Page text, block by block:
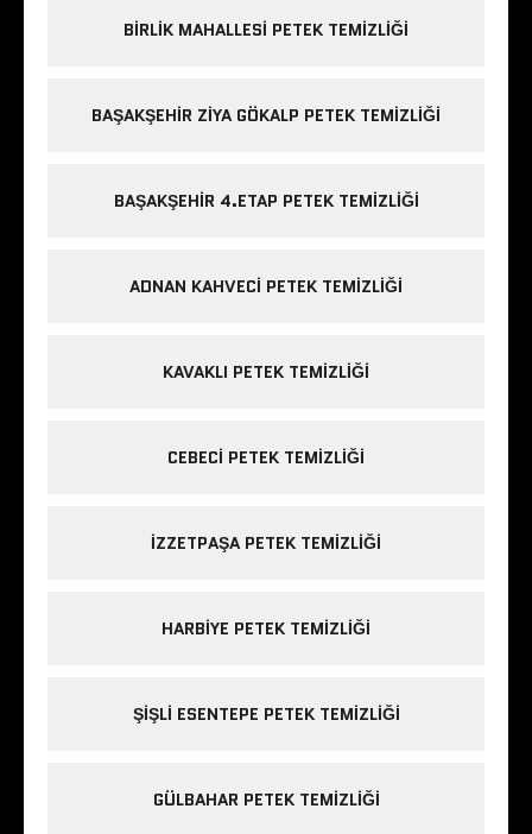
BIRLIK MAHALLESI PETEK TEMIZLIĞI
BAŞAKŞEHIR ZIYA GÖKALP PETEK TEMIZLIĞI
BAŞAKŞEHIR 4.ETAP PETEK TEMIZLIĞI
ADNAN KAHVECI PETEK TEMIZLIĞI
KAVAKLI PETEK TEMIZLIĞI
CEBECI PETEK TEMIZLIĞI
IZZETPAŞA PETEK TEMIZLIĞI
HARBIYE PETEK TEMIZLIĞI
ŞIŞLI ESENTEPE PETEK TEMIZLIĞI
GÜLBAHAR PETEK TEMIZLIĞI